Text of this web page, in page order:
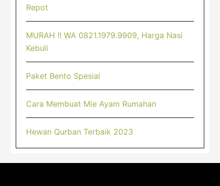
Repot
MURAH !! WA 0821.1979.9909, Harga Nasi
Kebuli
Paket Bento Spesial
Cara Membuat Mie Ayam Rumahan
Hewan Qurban Terbaik 2023